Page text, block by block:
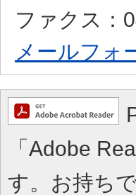
ファクス：
メールフォ
「Adobe
す。お持ち